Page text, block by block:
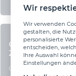
QUBA UND N1
ZIEL
Gemeinsam für mehr
Wir
Wir verwenden
gestalten, die
personalisierte
entscheiden,
Ihre Auswahl
Einstellungen